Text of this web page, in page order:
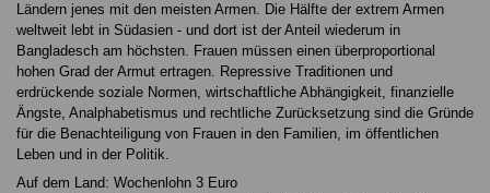
Ländern jenes mit den meisten Armen. Die Hälfte der extrem Armen
weltweit lebt in Südasien - und dort ist der Anteil wiederum in
Bangladesch am höchsten. Frauen müssen einen überproportional
hohen Grad der Armut ertragen. Repressive Traditionen und
erdrückende soziale Normen, wirtschaftliche Abhängigkeit, finanzielle
Ängste, Analphabetismus und rechtliche Zurücksetzung sind die Gründe
für die Benachteiligung von Frauen in den Familien, im öffentlichen
Leben und in der Politik.
Auf dem Land: Wochenlohn 3 Euro